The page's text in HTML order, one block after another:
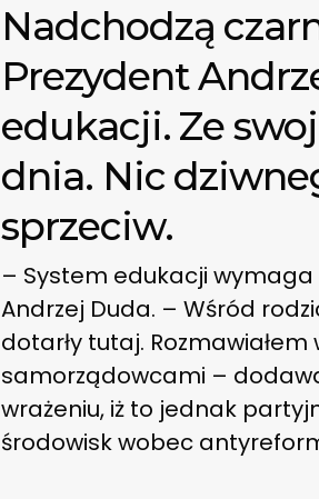
Nadchodzą
Prezydent
edukacji. Ze
dnia. Nic
sprzeciw.
– System edukacji
Andrzej Duda. – Wśród
dotarły tutaj.
samorządowcami –
wrażeniu, iż to jednak
środowisk wobec